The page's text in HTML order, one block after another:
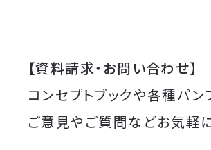
【資料請求・お問い合わせ】
コンセプトブックや各種パン
ご意見やご質問などお気軽